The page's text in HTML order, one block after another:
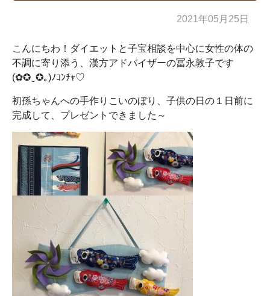
2021年05月25日
こんにちわ！ダイエットと子宝相談を中心に女性の体の
不調に寄り添う、漢方アドバイザーの冨永敦子です
(✿✪‿✪｡)ﾉｺﾝﾁｬ♡
初孫ちゃんへの手作りこいのぼり、子供の日の１日前に
完成して、プレゼントできました～